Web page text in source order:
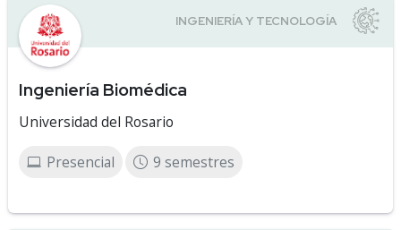
Ingeniería Biomédica
Universidad del Rosario
Presencial 9 semestres